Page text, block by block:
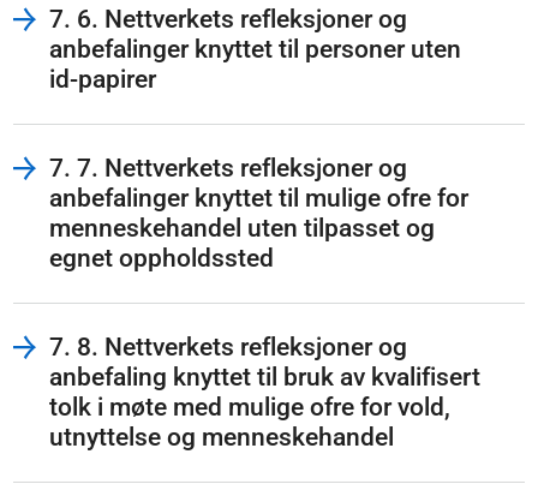
7. 6. Nettverkets refleksjoner og
anbefalinger knyttet til personer uten
id-papirer
7. 7. Nettverkets refleksjoner og
anbefalinger knyttet til mulige ofre for
menneskehandel uten tilpasset og
egnet oppholdssted
7. 8. Nettverkets refleksjoner og
anbefaling knyttet til bruk av kvalifisert
tolk i møte med mulige ofre for vold,
utnyttelse og menneskehandel